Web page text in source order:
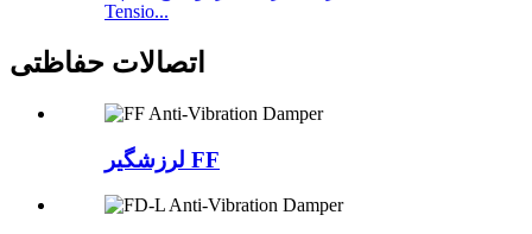
Tensio...
اتصالات حفاظتی
لرزشگیر FF